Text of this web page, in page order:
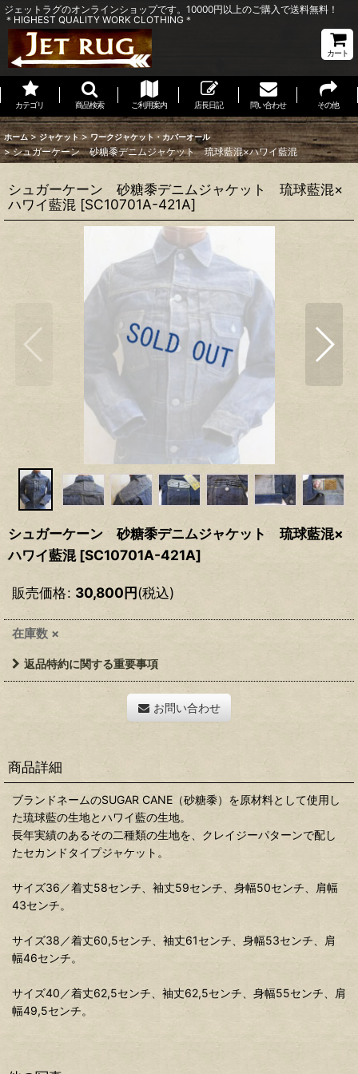
ジェットラグのオンラインショップです。10000円以上のご購入で送料無料！
＊HIGHEST QUALITY WORK CLOTHING＊
カート
カテゴリ 商品検索 ご利用案内 店長日記 問い合わせ その他
ホーム > ジャケット > ワークジャケット・カバーオール
> シュガーケーン 砂糖黍デニムジャケット 琉球藍混×ハワイ藍混
シュガーケーン 砂糖黍デニムジャケット 琉球藍混×
ハワイ藍混 [SC10701A-421A]
シュガーケーン 砂糖黍デニムジャケット 琉球藍混×
ハワイ藍混 [SC10701A-421A]
販売価格: 30,800円(税込)
在庫数 ×
返品特約に関する重要事項
お問い合わせ
商品詳細
ブランドネームのSUGAR CANE（砂糖黍）を原材料として使用し
た琉球藍の生地とハワイ藍の生地。
長年実績のあるその二種類の生地を、クレイジーパターンで配し
たセカンドタイプジャケット。
サイズ36／着丈58センチ、袖丈59センチ、身幅50センチ、肩幅
43センチ。
サイズ38／着丈60,5センチ、袖丈61センチ、身幅53センチ、肩
幅46センチ。
サイズ40／着丈62,5センチ、袖丈62,5センチ、身幅55センチ、肩
幅49,5センチ。